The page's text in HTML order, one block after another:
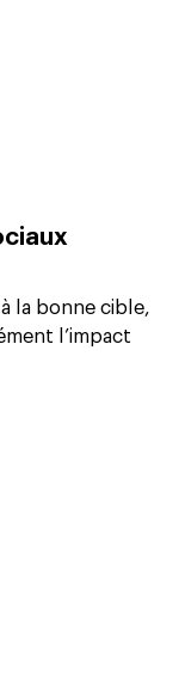
la bonne cible,
l’impact